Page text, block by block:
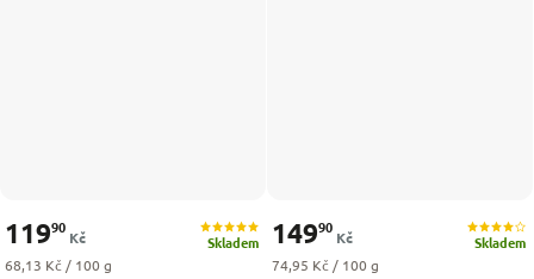
Skladem
11990
Kč
Měrná cena:
68,13 Kč / 100 g
Skladem
14990
Kč
Měrná cena:
74,95 Kč / 100 g